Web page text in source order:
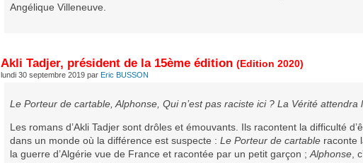
Angélique Villeneuve.
Akli Tadjer, président de la 15ème édition (Edition 2020)
lundi 30 septembre 2019 par Eric BUSSON
Le Porteur de cartable, Alphonse, Qui n’est pas raciste ici ? La Vérité attendra
Les romans d’Akli Tadjer sont drôles et émouvants. Ils racontent la difficulté
dans un monde où la différence est suspecte : Le Porteur de cartableraconte
la guerre d’Algérie vue de France et racontée par un petit garçon ;Alphonse,